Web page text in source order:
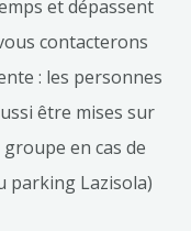
et dépassent
contacterons
: les personnes
être mises sur
en cas de
parking Lazisola)